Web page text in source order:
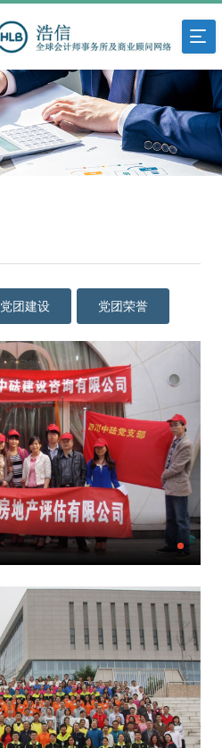
党团建设 党团荣誉